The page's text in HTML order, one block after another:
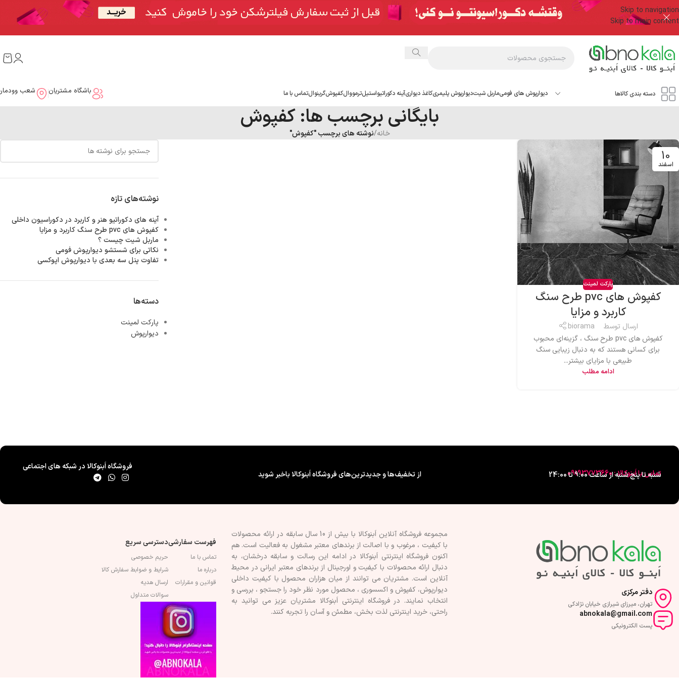
Skip to navigation
Skip to main content
دسته بندی کالاها دیوارپوش های فومیماربل شیتدیوارپوش پلیمریکاغذ دیواریآینه دکوراتیواستیلترمووالکفپوشگرینوالتماس با ما باشگاه مشتریان شعب
بایگانی برچسب ها: کفپوش
خانه/نوشته های برچسب "کفپوش"
10
اسفند
پارکت لمینت
کفپوش های pvc طرح سنگ
کاربرد و مزایا
ارسال توسط
biorama
کفپوش های pvc طرح سنگ ، گزینه‌ای محبوب
برای کسانی هستند که به دنبال زیبایی سنگ
طبیعی با مزایای بیشتر...
ادامه مطلب
نوشته‌های تازه
آینه های دکوراتیو هنر و کاربرد در دکوراسیون داخلی
کفپوش های pvc طرح سنگ کاربرد و مزایا
ماربل شیت چیست ؟
نکاتی برای شستشو دیوارپوش فومی
تفاوت پنل سه بعدی با دیوارپوش اپوکسی
دسته‌ها
پارکت لمینت
دیوارپوش
تماس با اَبنوکالا : 09193773660
شنبه تا پنج شنبه از ساعت 9:00 تا 24:00 از تخفیف‌ها و جدیدترین‌های فروشگاه اَبنوکالا باخبر شوید
فروشگاه اَبنوکالا در شبکه های اجتماعی
دفتر مرکزی
تهران، میرزای شیرازی خیابان نژادکی
abnokala@gmail.com
پست الکترونیکی
مجموعه فروشگاه آنلاین اَبنوکالا با بیش از 10 سال سابقه در ارائه محصولات
با کيفيت ، مرغوب و با اصالت از برندهای معتبر مشغول به فعاليت است. هم
اکنون فروشگاه اینترنتی اَبنوکالا در ادامه اين رسالت و سابقه درخشان، به
دنبال ارائه محصولات با کيفيت و اورجينال از برندهای معتبر ايرانی در محيط
آنلاين است. مشتريان می توانند از ميان هزاران محصول با کيفيت داخلی
دیوارپوش، کفپوش و اکسسوری ، محصول مورد نظر خود را جستجو ، بررسی و
انتخاب نمايند. در فروشگاه اینترنتی اَبنوکالا مشتريان عزیز می توانيد به
راحتی، خرید اینترنتی لذت بخش، مطمئن و آسان را تجربه کنند.
فهرست سفارشی
تماس با ما
درباره ما
قوانین و مقرارات
دسترسی سریع
حریم خصوصی
شرایط و ضوابط سفارش کالا
ارسال هدیه
سوالات متداول